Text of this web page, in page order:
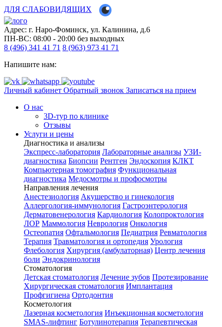
ДЛЯ СЛАБОВИДЯЩИХ
Адрес: г. Наро-Фоминск, ул. Калинина, д.6
ПН-ВС: 08:00 - 20:00 без выходных
8 (496) 341 41 71 8 (963) 973 41 71
Напишите нам:
Личный кабинет Обратный звонок Записаться на прием
О нас
3D-тур по клинике
Отзывы
Услуги и цены
Диагностика и анализы
Экспресс-лаборатория Лабораторные анализы УЗИ-
диагностика Биопсии Рентген Эндоскопия КЛКТ
Компьютерная томография Функциональная
диагностика Медосмотры и профосмотры
Направления лечения
Анестезиология Акушерство и гинекология
Аллергология-иммунология Гастроэнтерология
Дерматовенерология Кардиология Колопроктология
ЛОР Маммология Неврология Онкология
Остеопатия Офтальмология Педиатрия Ревматология
Терапия Травматология и ортопедия Урология
Флебология Хирургия (амбулаторная) Центр лечения
боли Эндокринология
Стоматология
Детская стоматология Лечение зубов Протезирование
Хирургическая стоматология Имплантация
Профгигиена Ортодонтия
Косметология
Лазерная косметология Инъекционная косметология
SMAS-лифтинг Ботулинотерапия Терапевтическая